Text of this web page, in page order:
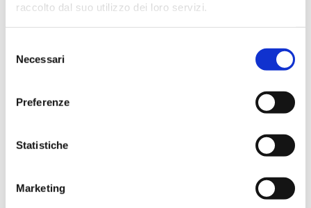
raccolto dal suo utilizzo dei loro servizi.
delNecessari
Preferenze
Statistiche
Marketing
Marzo 2023
Febbraio 2023
Dicembre 2021